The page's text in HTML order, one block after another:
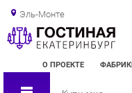
Эль-Монте
О ПРОЕКТЕ ФАБРИКИ